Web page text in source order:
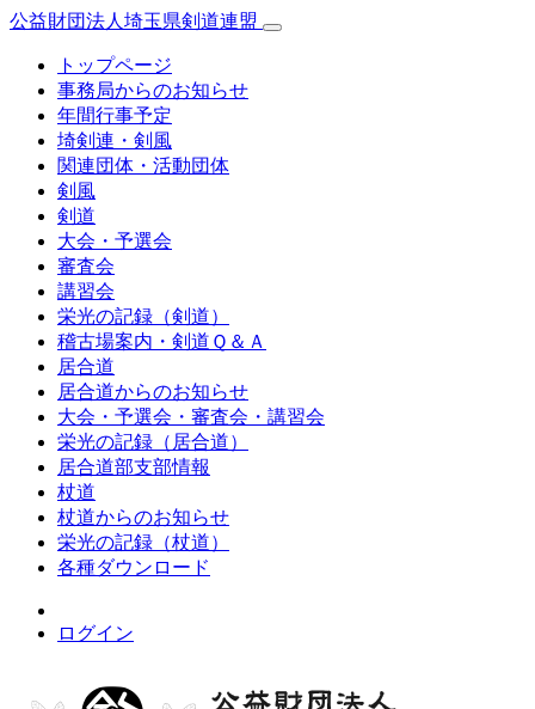
公益財団法人埼玉県剣道連盟
トップページ
事務局からのお知らせ
年間行事予定
埼剣連・剣風
関連団体・活動団体
剣風
剣道
大会・予選会
審査会
講習会
栄光の記録（剣道）
稽古場案内・剣道Ｑ＆Ａ
居合道
居合道からのお知らせ
大会・予選会・審査会・講習会
栄光の記録（居合道）
居合道部支部情報
杖道
杖道からのお知らせ
栄光の記録（杖道）
各種ダウンロード
ログイン